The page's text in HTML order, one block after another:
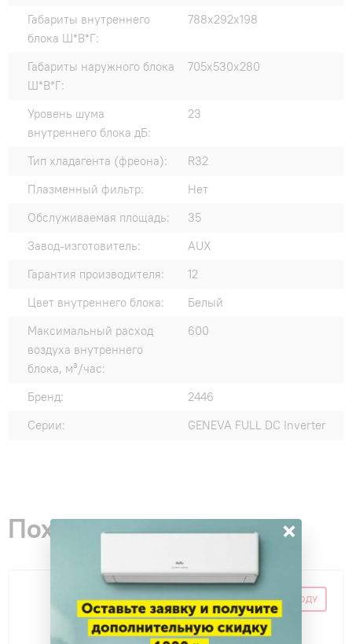
Габариты внутреннего
блока Ш*В*Г:
788x292x198
Габариты наружного блока
Ш*В*Г:
705x530x280
Уровень шума
внутреннего блока дБ:
23
Тип хладагента (фреона):
R32
Плазменный фильтр:
Нет
Обслуживаемая площадь:
35
Завод-изготовитель:
AUX
Гарантия производителя:
12
Цвет внутреннего блока:
Белый
Максимальный расход
воздуха внутреннего
блока, м³/час:
600
Бренд:
2446
Серии:
GENEVA FULL DC Inverter
Похожие товары
СКИДКА ПО ПРОМОКОДУ
×